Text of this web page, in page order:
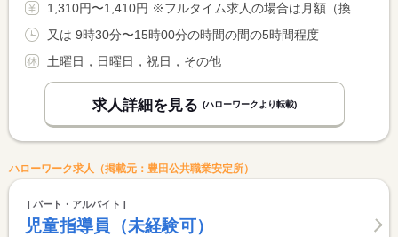
1,310円〜1,410円 ※フルタイム求人の場合は月額（換算額）、パート求人の場合は時間額を表示しています。
又は 9時30分〜15時00分の時間の間の5時間程度
土曜日，日曜日，祝日，その他
求人詳細を見る (ハローワークより転載)
ハローワーク求人（掲載元：豊田公共職業安定所）
パート・アルバイト
児童指導員（未経験可）